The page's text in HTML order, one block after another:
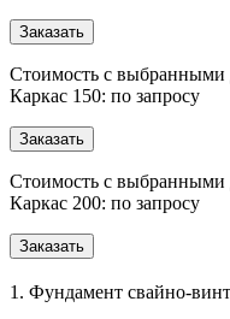
Заказать
Стоимость с выбранными
Каркас 150: по запросу
Заказать
Стоимость с выбранными
Каркас 200: по запросу
Заказать
1. Фундамент свайно-